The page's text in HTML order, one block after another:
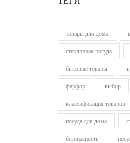
товары для дома
стеклянная посуда
бытовые товары
фарфор выбор
классификация товаров
посуда для дома
безопасность